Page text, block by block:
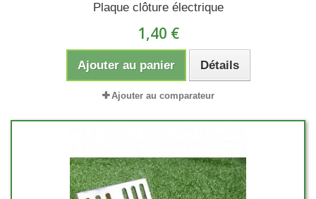
Plaque clôture électrique
1,40 €
Ajouter au panier Détails
Ajouter au comparateur